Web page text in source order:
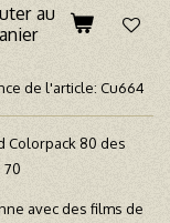
au
de l'article: Cu664
Colorpack 80 des
70
avec des films de